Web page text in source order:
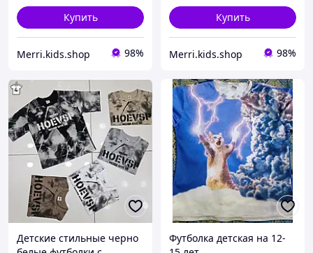
Купить
Merri.kids.shop 98%
Купить
Merri.kids.shop 98%
Детские стильные черно
Футболка детская на 12-